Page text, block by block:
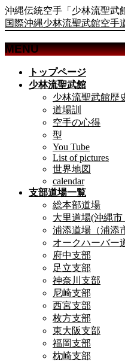
沖縄伝統空手「少林流聖武
国際沖縄少林流聖武館空手
MENU
トップページ
少林流聖武館
少林流聖武館歴
道場訓
空手の心得
型
You Tube
List of pictures
世界地図
calendar
支部道場一覧
総本部道場
大里道場(沖縄
浦添道場（浦添
オークハーバー
府中支部
足立支部
神奈川支部
尼崎支部
西宮支部
枚方支部
東大阪支部
福岡支部
枕崎支部